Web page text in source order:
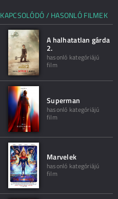
KAPCSOLÓDÓ / HASONLÓ FILMEK
A halhatatlan gárda
2.
hasonló kategóriájú
film
Superman
hasonló kategóriájú
film
Marvelek
hasonló kategóriájú
film